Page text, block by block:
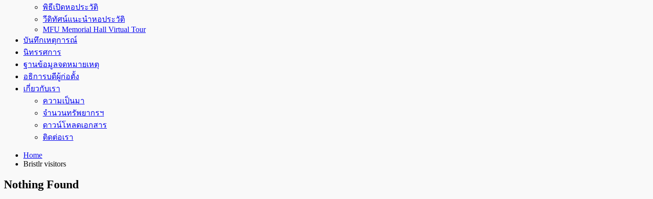
พิธีเปิดหอประวัติ
วีดิทัศน์แนะนำหอประวัติ
MFU Memorial Hall Virtual Tour
บันทึกเหตุการณ์
นิทรรศการ
ฐานข้อมูลจดหมายเหตุ
อธิการบดีผู้ก่อตั้ง
เกี่ยวกับเรา
ความเป็นมา
จำนวนทรัพยากรฯ
ดาวน์โหลดเอกสาร
ติดต่อเรา
Home
Bristlr visitors
Nothing Found